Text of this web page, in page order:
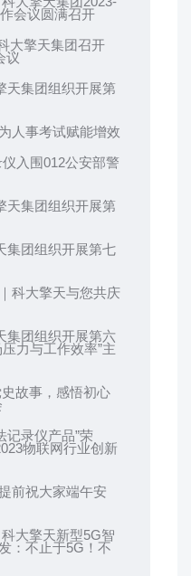
会议圆满召开
大擎天集团召开
议
天集团组织开展第
人事考试赋能增效
入围012公安部警
天集团组织开展第
集团组织开展第七
科大擎天与您共庆
集团组织开展第六
力与工作效率”主
史故事，感悟初心
记录仪产品”荣
物联网行业创新
前祝大家端午安
大擎天新型5G智
：不止于5G！不